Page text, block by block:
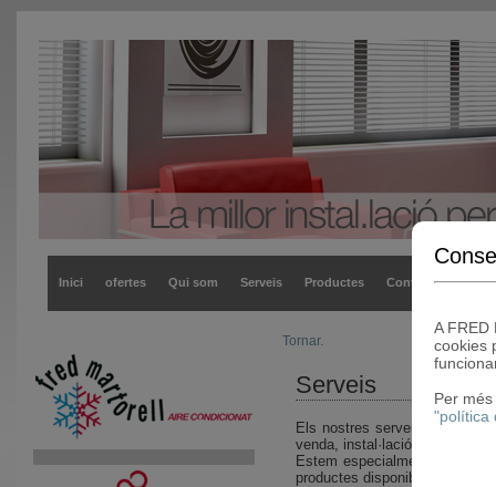
A FRED
cookies
Per
"política
Inici ofertes Qui som Serveis Productes Contactar
Tornar.
Serveis
Els nostres serveis estan
venda, instal·lació, servei
Estem especialment
productes disponibles al